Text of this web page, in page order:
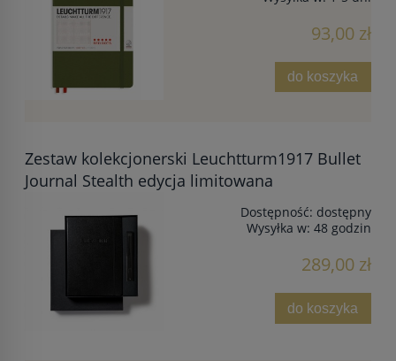
93,00 zł
do koszyka
Zestaw kolekcjonerski Leuchtturm1917 Bullet
Journal Stealth edycja limitowana
Dostępność: dostępny
Wysyłka w: 48 godzin
289,00 zł
do koszyka